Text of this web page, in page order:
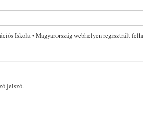
Iskola • Magyarország webhelyen regisztrált
jelszó.